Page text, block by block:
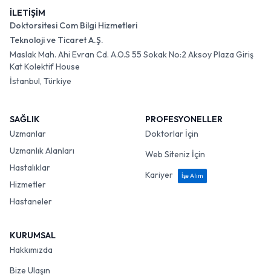
İLETİŞİM
Doktorsitesi Com Bilgi Hizmetleri
Teknoloji ve Ticaret A.Ş.
Maslak Mah. Ahi Evran Cd. A.O.S 55 Sokak No:2 Aksoy Plaza Giriş
Kat Kolektif House
İstanbul, Türkiye
SAĞLIK
Uzmanlar
Uzmanlık Alanları
Hastalıklar
Hizmetler
Hastaneler
PROFESYONELLER
Doktorlar İçin
Web Siteniz İçin
Kariyer
İşe Alım
KURUMSAL
Hakkımızda
Bize Ulaşın